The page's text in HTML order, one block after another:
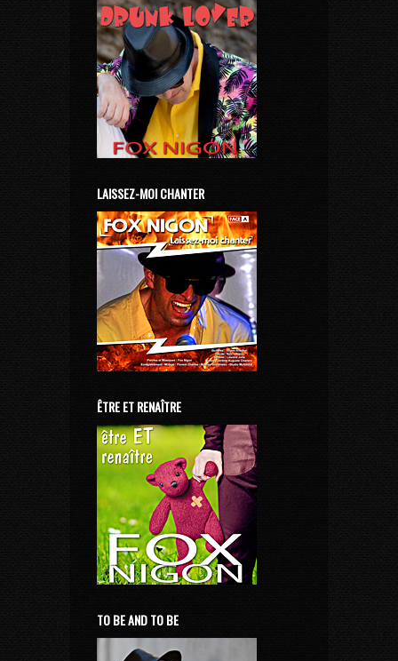
LAISSEZ-MOI CHANTER
ÊTRE ET RENAÎTRE
TO BE AND TO BE